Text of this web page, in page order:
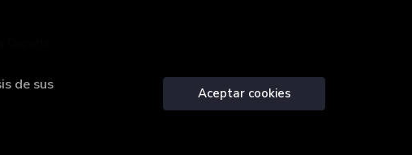
de sus
Aceptar cookies